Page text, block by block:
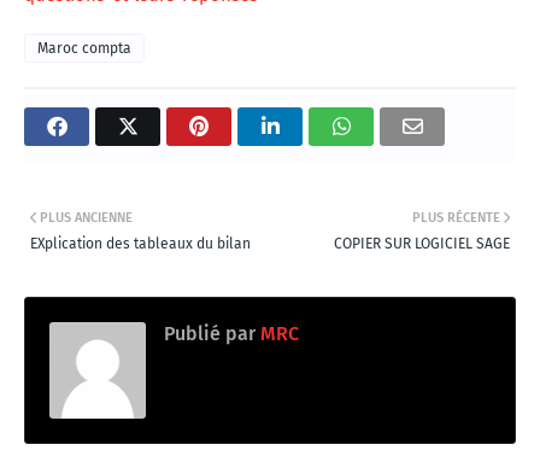
Maroc compta
PLUS RÉCENTE
COPIER SUR LOGICIEL SAGE
PLUS ANCIENNE
EXplication des tableaux du bilan
Publié par MRC